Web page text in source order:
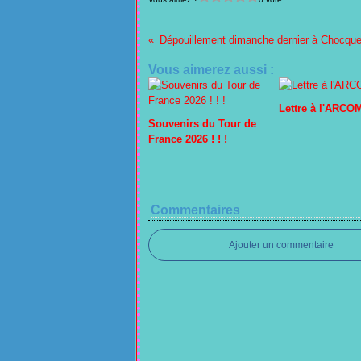
Dépouillement dimanche dernier à
Vous aimerez aussi :
Souvenirs du Tour de
France 2026 ! ! !
Lettre à
Commentaires
Ajouter un commentaire